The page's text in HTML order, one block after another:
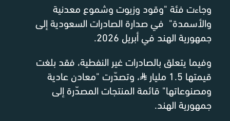
وجاءت فئة "وقود وزيوت وشموع معدنية
والأسمدة" في صدارة الصادرات السعودية إلى
جمهورية الهند في أبريل 2026.
وفيما يتعلق بالصادرات غير النفطية، فقد بلغت
قيمتها 1.5 مليار
⃁، وتصدّرت "معادن عادية
ومصنوعاتها" قائمة المنتجات المصدّرة إلى
جمهورية الهند.